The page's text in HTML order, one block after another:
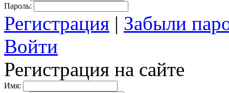
Пароль:
Регистрация | Забыли
Войти
Регистрация на сайте
Имя: